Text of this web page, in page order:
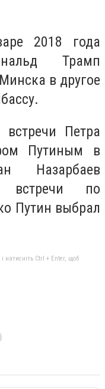
2018 года
Трамп
в другое
Петра
Путиным в
Назарбаев
встречи по
Путин выбрал
натисніть Ctrl + Enter, щоб